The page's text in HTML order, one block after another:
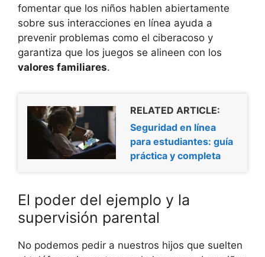
fomentar que los niños hablen abiertamente
sobre sus interacciones en línea ayuda a
prevenir problemas como el ciberacoso y
garantiza que los juegos se alineen con los
valores familiares.
RELATED ARTICLE:
Seguridad en línea
para estudiantes: guía
práctica y completa
El poder del ejemplo y la
supervisión parental
No podemos pedir a nuestros hijos que suelten